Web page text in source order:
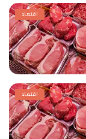
اقتصاد
اقتصاد